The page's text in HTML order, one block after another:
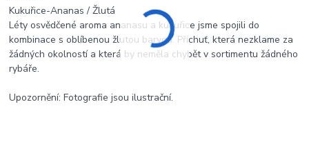
Kukuřice-Ananas / Žlutá
Léty osvědčené aroma ananasu a kukuřice jsme spojili do
kombinace s oblíbenou žlutou barvou. Příchuť, která nezklame za
žádných okolností a která by neměla chybět v sortimentu žádného
rybáře.
Upozornění: Fotografie jsou ilustrační.